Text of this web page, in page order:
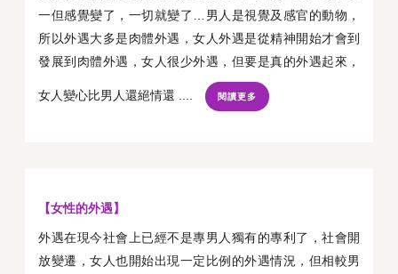
一但感覺變了，一切就變了…男人是視覺及感官的動物，
所以外遇大多是肉體外遇，女人外遇是從精神開始才會到
發展到肉體外遇，女人很少外遇，但要是真的外遇起來，
女人變心比男人還絕情還 .... 閱讀更多
【女性的外遇】
外遇在現今社會上已經不是專男人獨有的專利了，社會開
放變遷，女人也開始出現一定比例的外遇情況，但相較男